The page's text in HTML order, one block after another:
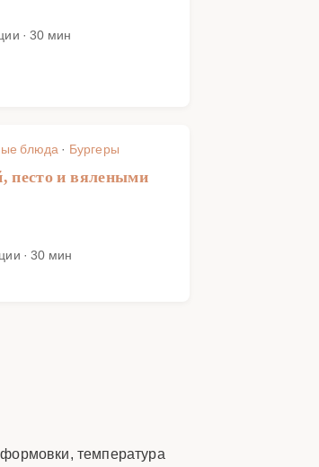
· 30 мин
блюда· Бургеры
песто и вялеными
· 30 мин
температура